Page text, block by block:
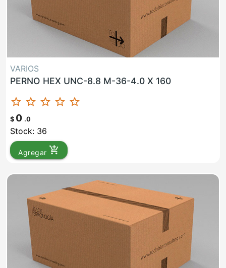
VARIOS
PERNO HEX UNC-8.8 M-36-4.0 X 160
star_border star_border star_border star_border star_border
$ 0 .0
Stock: 36
Agregar add_shopping_cart